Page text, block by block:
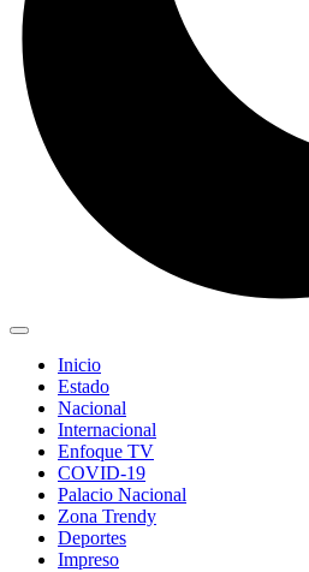
Inicio
Estado
Nacional
Internacional
Enfoque TV
COVID-19
Palacio Nacional
Zona Trendy
Deportes
Impreso